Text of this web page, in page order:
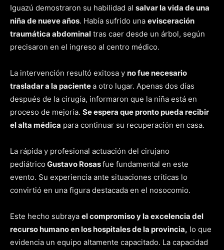
Iguazú demostraron su habilidad al salvar la vida de una
niña de nueve años. Había sufrido una evisceración
traumática abdominal tras caer desde un árbol, según
precisaron en el ingreso al centro médico.
La intervención resultó exitosa y no fue necesario
trasladar a la pacientea otro lugar. Apenas dos días
después de la cirugía, informaron que la niña está en
proceso de mejoría. Se espera que pronto pueda recibir
el alta médica para continuar su recuperación en casa.
La rápida y profesional actuación del cirujano
pediátrico Gustavo Rosasfue fundamental en este
evento. Su experiencia ante situaciones críticas lo
convirtió en una figura destacada en el nosocomio.
Este hecho subraya el compromiso y la excelencia del
recurso humano en los hospitales de la provincia, lo que
evidencia un equipo altamente capacitado. La capacidad